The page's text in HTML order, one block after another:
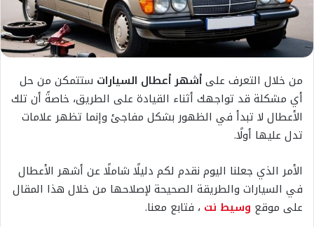
من خلال التعرف علىأشهر أعطال السيارات ستتمكن من حل
أي مشكلة قد تواجهك أثناء القيادة على الطريق، خاصةً أن تلك
الأعطال لا تبدأ في الظهور بشكل مفاجئ وإنما تظهر علامات
تدل عليها أولًا.
الأمر الذي جعلنا اليوم نقدم لكم دليلًا شاملًا عن أشهر الأعطال
في السيارات والطريقة الصحيحة لإصلاحها من خلال هذا المقال
على موقع وسيط نت ، فتابع معنا.